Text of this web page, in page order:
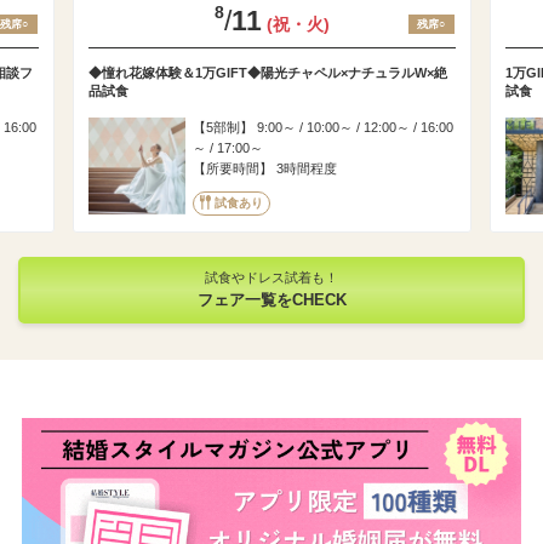
残席○
談フ
16:00
8/11 (祝・火) 残席○
◆憧れ花嫁体験＆1万GIFT◆陽光チャペル×ナチュラルW×絶
品試食
5部制
9:00～ / 10:00～ / 12:00～ / 16:00
～ / 17:00～
所要時間
3時間程度
試食あり
1万
試食
試食やドレス試着も！
フェア一覧をCHECK